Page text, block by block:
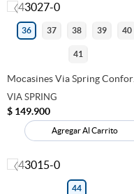
‹
36 37 38 39 40
41
Mocasines Via Spring Confort
Dorada 280237
VIA SPRING
$ 149.900
Agregar Al Carrito
‹
44